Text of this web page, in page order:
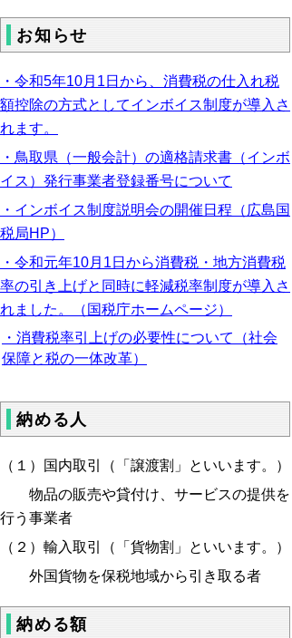
お知らせ
・令和5年10月1日から、消費税の仕入れ税
額控除の方式としてインボイス制度が導入さ
れます。
・鳥取県（一般会計）の適格請求書（インボ
イス）発行事業者登録番号について
・インボイス制度説明会の開催日程（広島国
税局HP）
・令和元年10月1日から消費税・地方消費税
率の引き上げと同時に軽減税率制度が導入さ
れました。
（国税庁ホームページ）
・消費税率引上げの必要性について（社会
保障と税の一体改革）
納める人
（１）国内取引（「譲渡割」といいます。）
物品の販売や貸付け、サービスの提供を
行う事業者
（２）輸入取引（「貨物割」といいます。）
外国貨物を保税地域から引き取る者
納める額